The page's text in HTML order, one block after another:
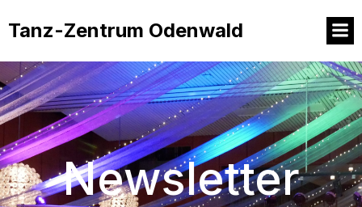
Tanz-Zentrum Odenwald
Newsletter